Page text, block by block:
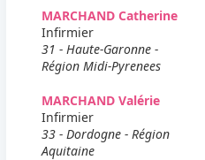
MARCHAND Catherine
Infirmier
31 - Haute-Garonne -
Région Midi-Pyrenees
MARCHAND Valérie
Infirmier
33 - Dordogne - Région
Aquitaine